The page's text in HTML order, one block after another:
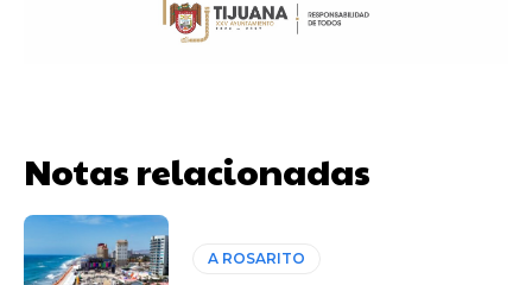
Notas relacionadas
A ROSARITO